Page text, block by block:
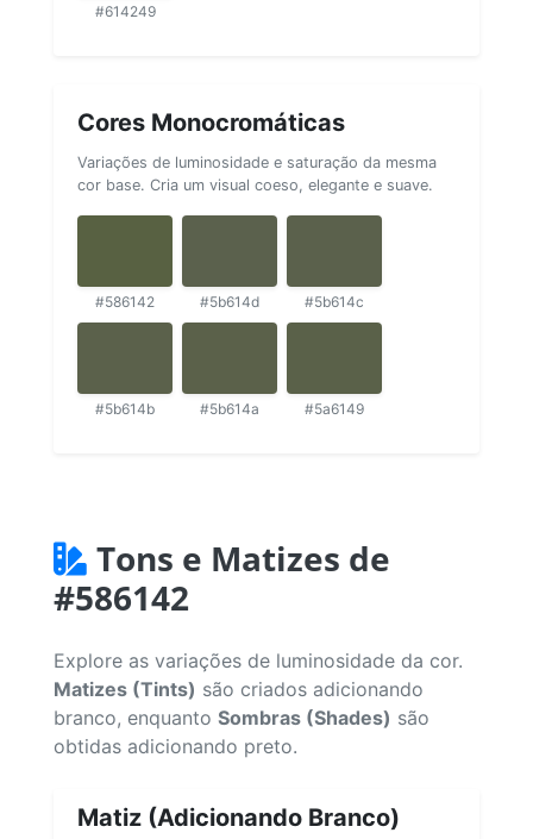
#614249
Cores Monocromáticas
Variações de luminosidade e saturação da mesma
cor base. Cria um visual coeso, elegante e suave.
#586142 #5b614d #5b614c
#5b614b #5b614a #5a6149
Tons e Matizes de
#586142
Explore as variações de luminosidade da cor.
Matizes (Tints) são criados adicionando
branco, enquanto Sombras (Shades) são
obtidas adicionando preto.
Matiz (Adicionando Branco)